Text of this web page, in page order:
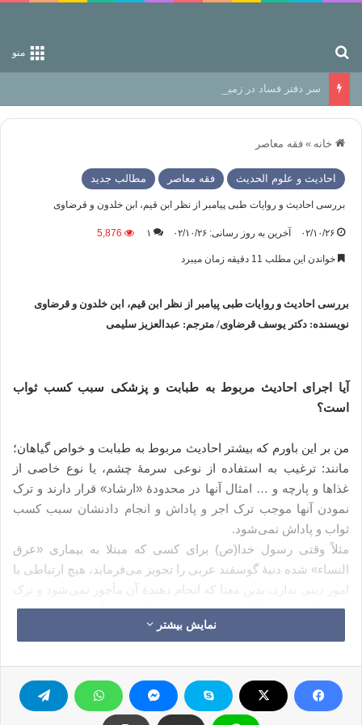
منو
سر دفتر فساد در زمین‌، دوری وکناره‌گیری از راه خداست‌!
خانه » فقه معاصر
احادیث و علوم الحدیث فقه معاصر مطالب جدید
بررسی احادیث و روایات طبی پیامبر از نظر ابن قیم، ابن خلدون و قرضاوی
۰۲/۱۰/۲۶ آخرین به روز رسانی: ۰۲/۱۰/۲۶ ۱ 5,876
خواندن این مطلب 11 دقیقه زمان میبرد
بررسی احادیث و روایات طبی پیامبر از نظر ابن قیم، ابن خلدون و قرضاوی
نویسنده: دکتر یوسف قرضاوی/ مترجم: عبدالعزیز سلیمی
آیا اجرای احادیث مربوط به طبابت و پزشکی سبب کسب ثواب
است؟
من بر این باورم که بیشتر احادیث مربوط به طبابت و خواص گیاهان؛
مانند: ترغیب به استفاده از نوعی سرمۀ چشم، یا نوع خاصی از
غذاها و پارچه و … امثال آنها در محدودۀ «ارشاد» قرار دارند و ترک
نمودن آنها موجب ترک اجر و پاداش و انجام دادنشان سبب کسب
ثواب و پاداش نمی‌شود.
مثلاً وقتی رسول خدا(ص) برای کسی که مبتلا به بیماری «عرق
النساء» شده دنبۀ گوسفند عربی را تجویز می‌فرماید، هیچ ارتباطی با
امور دینی ندارد، بدین معنا که انجام دهندۀ آن مأجور نمی‌شود و ترک
کنندۀ آن ثوابی را از دست نمی‌دهد. بلکه صرفاً ارشاد و توجیهی
است مبنی بر تجارب خاص بشری در محیط و جامعۀ عربی عصر
ندهد، و برای معالجۀ بیماری خود به پزشک متخصص مراجعه نماید و
راهنماییها و نسخه‌های او را به کار بگیرد و به هیچ وجه عملی برخلاف
سنت را هم انجام نداده است.
نمایش بیشتر